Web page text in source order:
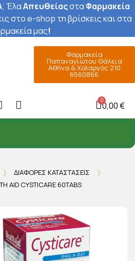
; ΈλαΑπευθείαςστα Φαρμακεία
στο e-shop τη βρίσκεις και στα
μας!
Φαρμακεία
Παπαναγιώτου Θάλεια
Αθήνα & Χολαργός 210
6560866
0,00 €
ΔΙΆΦΟΡΕΣ ΚΑΤΑΣΤΆΣΕΙΣ
AID CYSTICARE 60TABS